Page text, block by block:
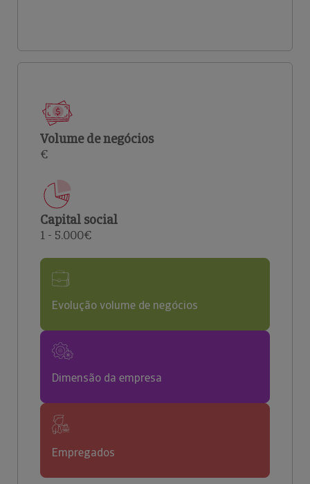
Volume de negócios
€
Capital social
1 - 5.000€
Evolução volume de negócios
Dimensão da empresa
Empregados